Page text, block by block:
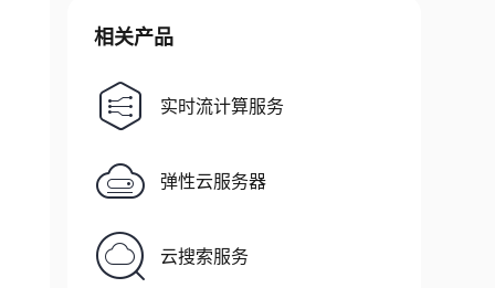
相关产品
实时流计算服务
弹性云服务器
云搜索服务